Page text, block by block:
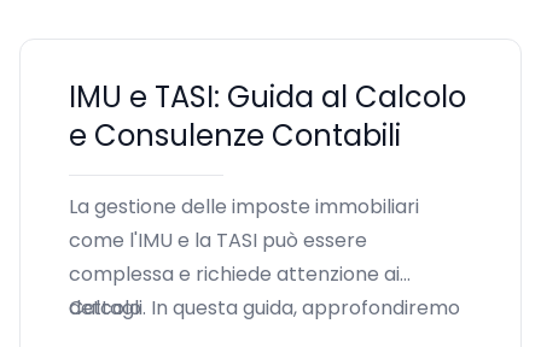
IMU e TASI: Guida al Calcolo
e Consulenze Contabili
La gestione delle imposte immobiliari
come l'IMU e la TASI può essere
complessa e richiede attenzione ai
dettagli. In questa guida, approfondiremo
Calcolo